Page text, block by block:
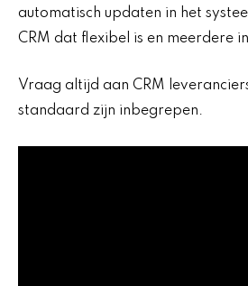
automatisch updaten in het
CRM dat flexibel is en meerdere
Vraag altijd aan CRM
standaard zijn inbegrepen.